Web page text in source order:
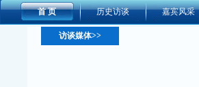
首 页 历史访谈 嘉宾风采
访谈媒体>>